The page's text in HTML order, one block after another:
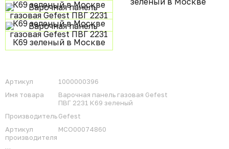
Артикул
1000000396
Имя товара
Варочная панель газовая Gefest
ПВГ 2231 К69 зеленый
ПроизводительGefest
Артикул
производителя
MCO00074860